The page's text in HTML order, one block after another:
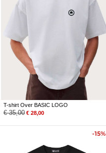
T-shirt Over BASIC LOGO
€35,00 € 28,00
-15%